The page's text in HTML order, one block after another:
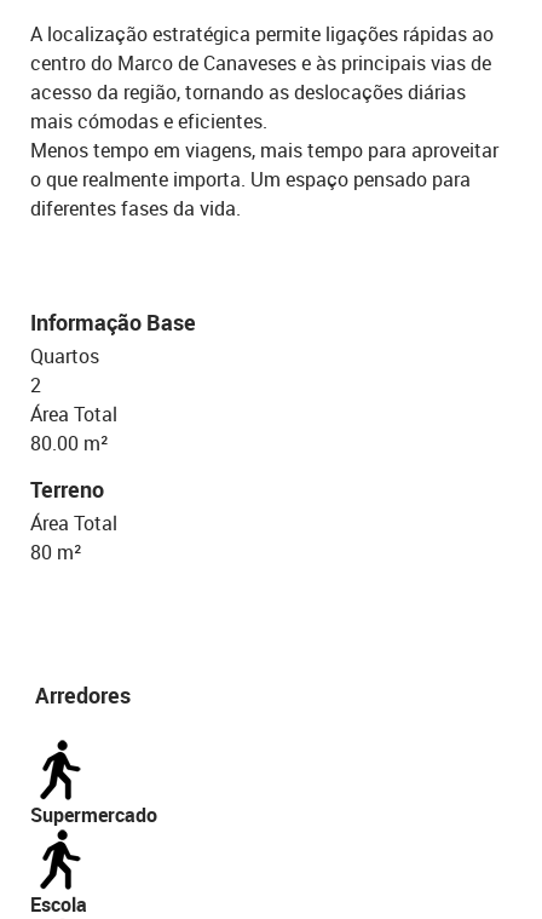
A localização estratégica permite ligações rápidas ao
centro do Marco de Canaveses e às principais vias de
acesso da região, tornando as deslocações diárias
mais cómodas e eficientes.
Menos tempo em viagens, mais tempo para aproveitar
o que realmente importa. Um espaço pensado para
diferentes fases da vida.
Informação Base
Quartos
2
Área Total
80.00 m²
Terreno
Área Total
80 m²
Arredores
Supermercado
Escola